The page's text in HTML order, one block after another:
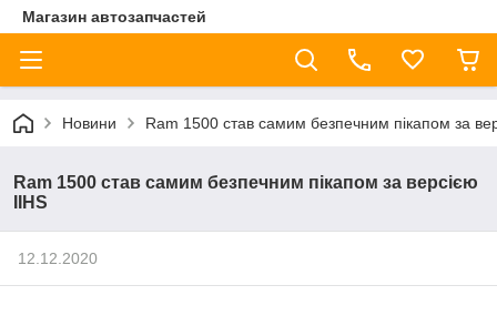
Магазин автозапчастей
Новини Ram 1500 став самим безпечним пікапом за
Ram 1500 став самим безпечним пікапом за версією
IIHS
12.12.2020